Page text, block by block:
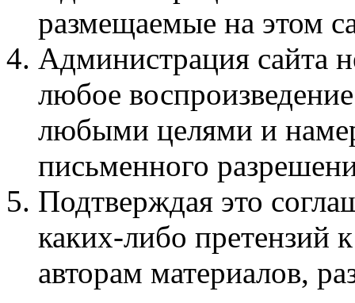
размещаемые на этом
Администрация сайта
любое
любыми целями и
письменного
Подтверждая это
каких-либо претензий
авторам материалов,